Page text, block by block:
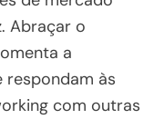
Abraçar o
a
respondam às
com outras